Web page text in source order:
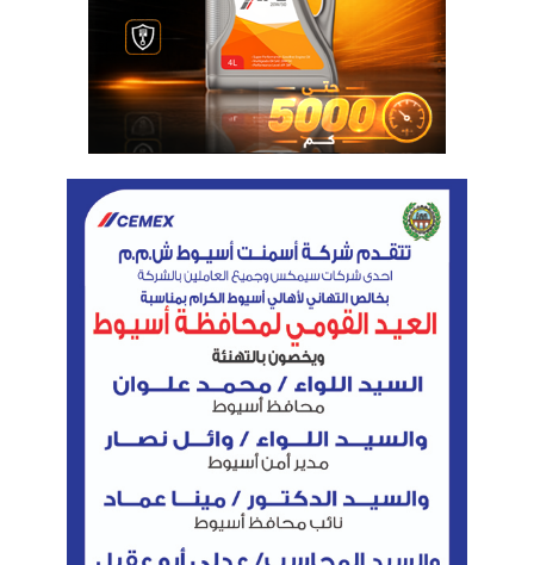
الاقتصادية للمطور الصناعي تيدا مصر للوصول إلى جذب
المزيد من الشركات الصينية والتي وصلت إلى ما يقرب
المنطقة الاقتصادية
من جانبه عبر Cai Guo عن امتنانه لدعم المنطقة
الاقتصادية لقناة السويس للمشروع لوصوله إلى مرحلة
الإنتاج، وأكد على أن الشركة تنتهج استراتيجية تستهدف
خفض معدلات الكربون في منتجاتها إسهامًا منها نحو
التحول العالمي للاقتصاد الأخضر.
كما أضاف Li DaiXin أن اقتصادية قناة السويس تقدم
دعمًا متواصلًا لمنطقة تيدا مصر والشركات العاملة بها،
وكما يمثل عام 2024 مرور 10 سنوات على العلاقات
الاستراتيجية الشاملة بين البلدين، فإنه يمثل أيضاً تطورًا
في التعاون بين تيدا مصر والمنطقة الاقتصادية لقناة